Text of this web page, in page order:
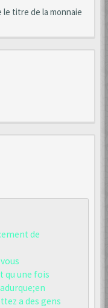
le titre de la monnaie
de
qu une fois
a des gens